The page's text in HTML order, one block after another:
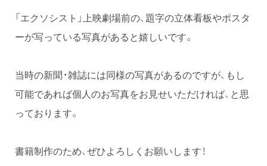
「エクソシスト」上映劇場前の、題字の立体看板やポスタ
ーが写っている写真があると嬉しいです。
当時の新聞・雑誌には同様の写真があるのですが、もし
可能であれば個人のお写真をお見せいただければ、と思
っております。
書籍制作のため、ぜひよろしくお願いします！